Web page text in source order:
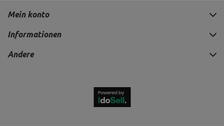
Mein konto
Informationen
Andere